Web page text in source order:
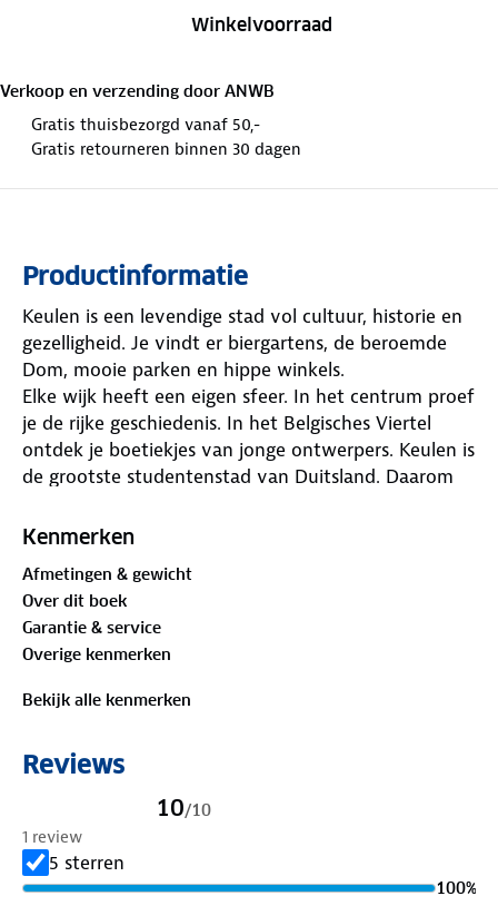
Winkelvoorraad
Verkoop en verzending door ANWB
Gratis thuisbezorgd vanaf 50,-
Gratis retourneren binnen 30 dagen
Productinformatie
Keulen is een levendige stad vol cultuur, historie en
gezelligheid. Je vindt er biergartens, de beroemde
Dom, mooie parken en hippe winkels.
Elke wijk heeft een eigen sfeer. In het centrum proef
je de rijke geschiedenis. In het Belgisches Viertel
ontdek je boetiekjes van jonge ontwerpers. Keulen is
de grootste studentenstad van Duitsland. Daarom
Met de Time to Momo gids ontdek je Keulen op je
eigen tempo. Stap in de auto of trein en laat je
leiden door lokale tips. De routes brengen je langs
bekende plekken én verborgen parels. Denk aan
leuke restaurants, musea, winkels en
originele conceptstores.
Wat zit er in de gids?
✓ Uitneembare plattegrond
✓ 1 route door verrassend Bonn
Kenmerken
Afmetingen & gewicht
Over dit boek
Garantie & service
Overige kenmerken
Bekijk alle kenmerken
Reviews
10/10
1 review
5 sterren
100%